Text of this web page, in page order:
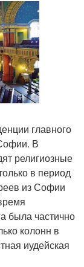
главного
В
религиозные
в период
из Софии
была частично
колонн в
иудейская